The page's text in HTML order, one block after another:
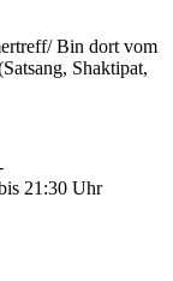
Bin dort vom
Shaktipat,
21:30 Uhr